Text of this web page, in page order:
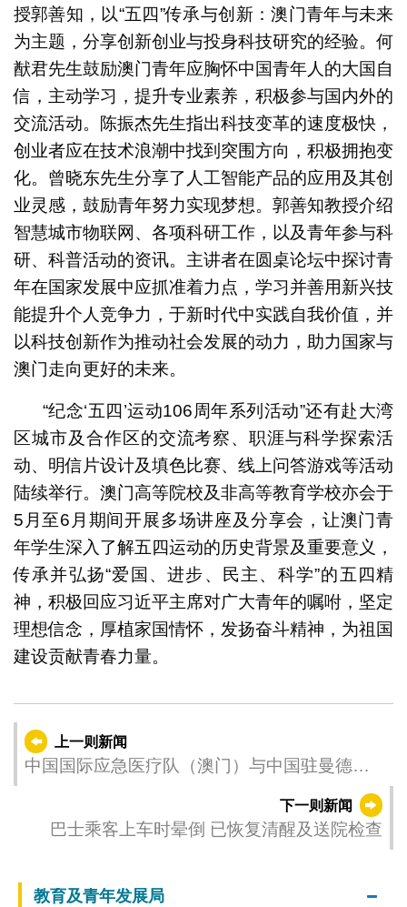
授郭善知，以“五四”传承与创新：澳门青年与未来
为主题，分享创新创业与投身科技研究的经验。何
猷君先生鼓励澳门青年应胸怀中国青年人的大国自
信，主动学习，提升专业素养，积极参与国内外的
交流活动。陈振杰先生指出科技变革的速度极快，
创业者应在技术浪潮中找到突围方向，积极拥抱变
化。曾晓东先生分享了人工智能产品的应用及其创
业灵感，鼓励青年努力实现梦想。郭善知教授介绍
智慧城市物联网、各项科研工作，以及青年参与科
研、科普活动的资讯。主讲者在圆桌论坛中探讨青
年在国家发展中应抓准着力点，学习并善用新兴技
能提升个人竞争力，于新时代中实践自我价值，并
以科技创新作为推动社会发展的动力，助力国家与
澳门走向更好的未来。
“纪念‘五四’运动106周年系列活动”还有赴大湾
区城市及合作区的交流考察、职涯与科学探索活
动、明信片设计及填色比赛、线上问答游戏等活动
陆续举行。澳门高等院校及非高等教育学校亦会于
5月至6月期间开展多场讲座及分享会，让澳门青
年学生深入了解五四运动的历史背景及重要意义，
传承并弘扬“爱国、进步、民主、科学”的五四精
神，积极回应习近平主席对广大青年的嘱咐，坚定
理想信念，厚植家国情怀，发扬奋斗精神，为祖国
建设贡献青春力量。
上一则新闻
中国国际应急医疗队（澳门）与中国驻曼德勒
总领事馆及中国政府援缅卫生防疫队深入交流
共助缅甸灾后卫生防疫工作
下一则新闻
巴士乘客上车时晕倒 已恢复清醒及送院检查
教育及青年发展局